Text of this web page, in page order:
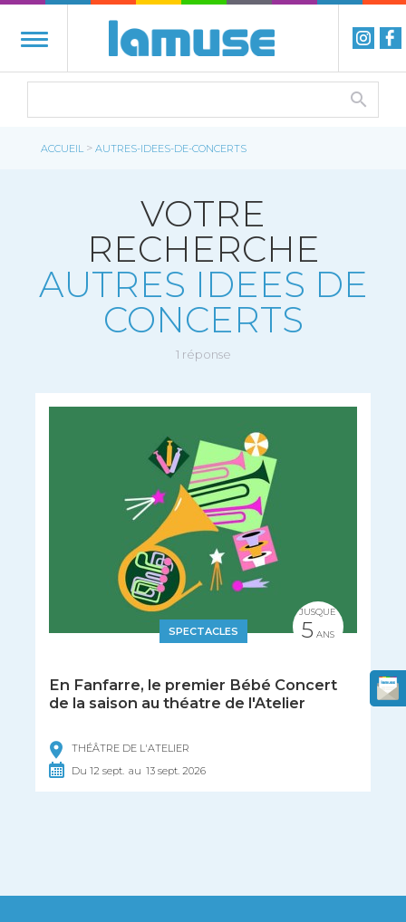
ACCUEIL > AUTRES-IDEES-DE-CONCERTS
VOTRE
RECHERCHE
AUTRES IDEES DE
CONCERTS
1 réponse
SPECTACLES
En Fanfarre, le premier Bébé Concert
de la saison au théatre de l'Atelier
THÉÂTRE DE L'ATELIER
Du12sept. au 13sept. 2026
JUSQUE
5 ANS